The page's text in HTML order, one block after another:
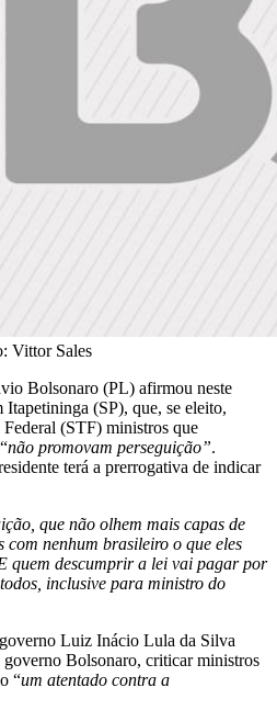
Vittor Sales
Bolsonaro (PL) afirmou neste
Itapetininga (SP), que, se eleito,
(STF) ministros que
não promovam perseguição”.
terá a prerrogativa de indicar
que não olhem mais capas de
com nenhum brasileiro o que eles
quem descumprir a lei vai pagar por
inclusive para ministro do
Luiz Inácio Lula da Silva
Bolsonaro, criticar ministros
“um atentado contra a